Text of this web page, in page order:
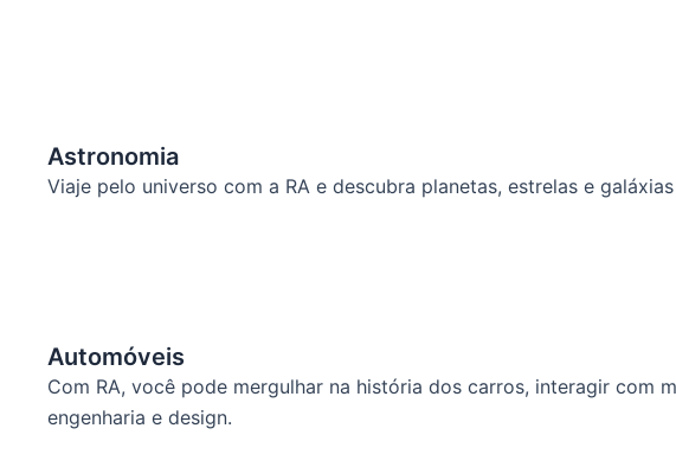
Astronomia
Viaje pelo universo com a RA e descubra planetas, estrelas e
Automóveis
Com RA, você pode mergulhar na história dos carros, interagir com
engenharia e design.